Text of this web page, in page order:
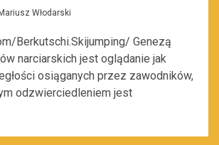
Mariusz Włodarski
Berkutschi.Skijumping/ Genezą
narciarskich jest oglądanie jak
osiąganych przez zawodników,
odzwierciedleniem jest